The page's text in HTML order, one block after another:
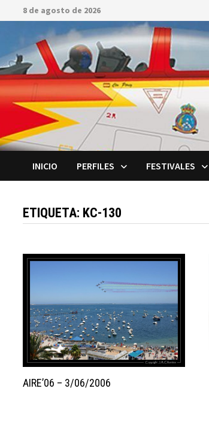
Saltar
al
contenido
8 de agosto de 2026
INICIO PERFILES FESTIVALES
ETIQUETA: KC-130
AIRE’06 – 3/06/2006